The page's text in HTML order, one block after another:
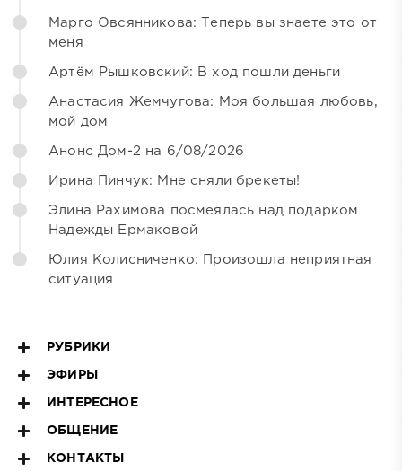
Марго Овсянникова: Теперь вы знаете это от
меня
Артём Рышковский: В ход пошли деньги
Анастасия Жемчугова: Моя большая любовь,
мой дом
Анонс Дом-2 на 6/08/2026
Ирина Пинчук: Мне сняли брекеты!
Элина Рахимова посмеялась над подарком
Надежды Ермаковой
Юлия Колисниченко: Произошла неприятная
ситуация
РУБРИКИ
ЭФИРЫ
ИНТЕРЕСНОЕ
ОБЩЕНИЕ
КОНТАКТЫ